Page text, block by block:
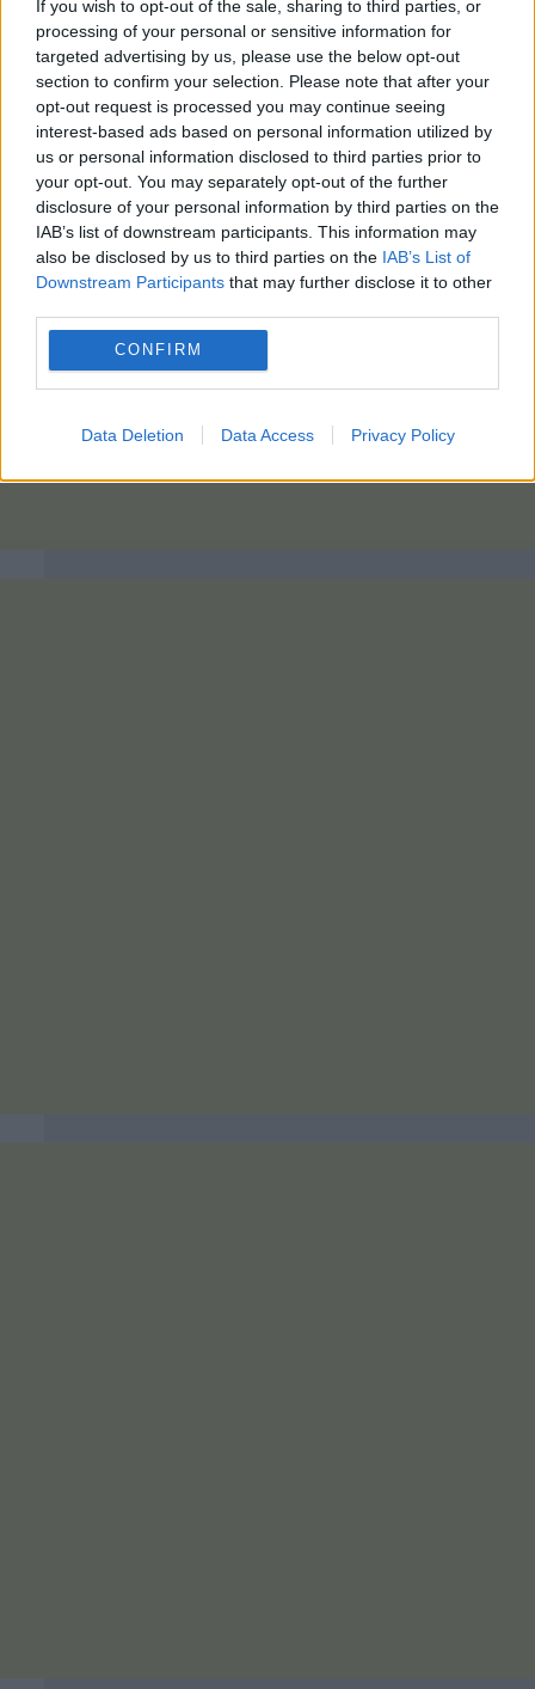
If you wish to opt-out of the sale, sharing to third parties, or
processing of your personal or sensitive information for
targeted advertising by us, please use the below opt-out
section to confirm your selection. Please note that after your
opt-out request is processed you may continue seeing
interest-based ads based on personal information utilized by
us or personal information disclosed to third parties prior to
your opt-out. You may separately opt-out of the further
disclosure of your personal information by third parties on the
IAB’s list of downstream participants. This information may
also be disclosed by us to third parties on the IAB’s List of
Downstream Participants that may further disclose it to other
CONFIRM
Data Deletion Data Access Privacy Policy